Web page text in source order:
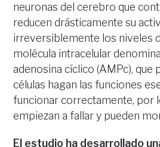
neuronas del cerebro que
reducen drásticamente su
irreversiblemente los niveles
molécula intracelular
adenosina cíclico (AMPc), que
células hagan las funciones
funcionar correctamente, por
empiezan a fallar y pueden
El estudio ha desarrollado